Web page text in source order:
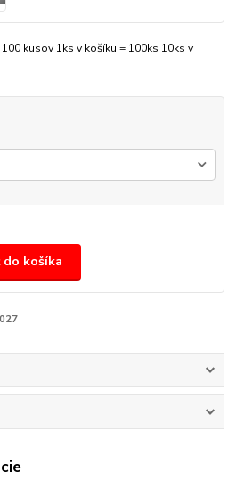
kusov 1ks v košíku = 100ks 10ks v
do košíka